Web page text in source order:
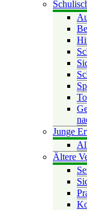
Junge
Ältere